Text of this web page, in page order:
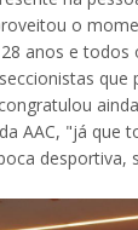
o
anos e todos
que
AAC, "já que
desportiva,